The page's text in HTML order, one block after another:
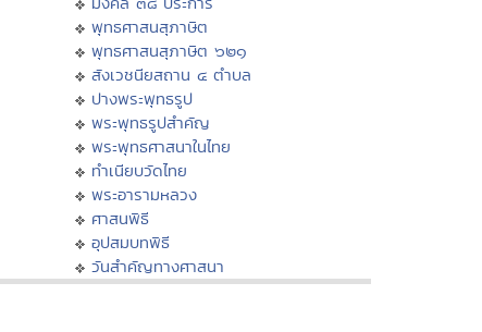
พุทธศาสนสุภาษิต
พุทธศาสนสุภาษิต ๖๒๑
สังเวชนียสถาน ๔ ตำบล
ปางพระพุทธรูป
พระพุทธรูปสำคัญ
พระพุทธศาสนาในไทย
ทำเนียบวัดไทย
พระอารามหลวง
ศาสนพิธี
อุปสมบทพิธี
วันสำคัญทางศาสนา